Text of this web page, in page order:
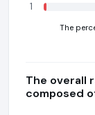
1
The
The overall
composed